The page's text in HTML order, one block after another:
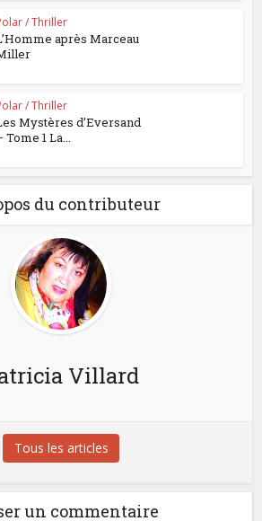
/ Thriller
après Marceau
/ Thriller
Mystères d’Eversand
Tome 1 La...
du contributeur
Villard
Tous les articles
un commentaire